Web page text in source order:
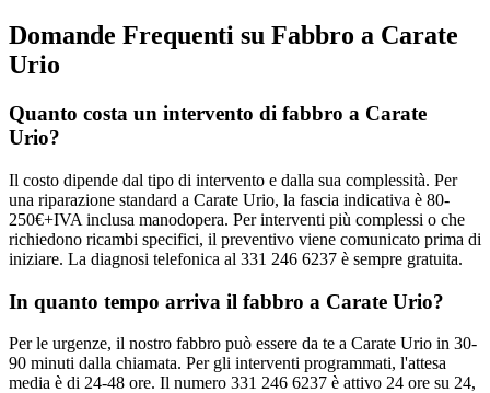
Domande Frequenti su Fabbro a Carate
Urio
Quanto costa un intervento di fabbro a Carate
Urio?
Il costo dipende dal tipo di intervento e dalla sua complessità. Per
una riparazione standard a Carate Urio, la fascia indicativa è 80-
250€+IVA inclusa manodopera. Per interventi più complessi o che
richiedono ricambi specifici, il preventivo viene comunicato prima di
iniziare. La diagnosi telefonica al 331 246 6237 è sempre gratuita.
In quanto tempo arriva il fabbro a Carate Urio?
Per le urgenze, il nostro fabbro può essere da te a Carate Urio in 30-
90 minuti dalla chiamata. Per gli interventi programmati, l'attesa
media è di 24-48 ore. Il numero 331 246 6237 è attivo 24 ore su 24,